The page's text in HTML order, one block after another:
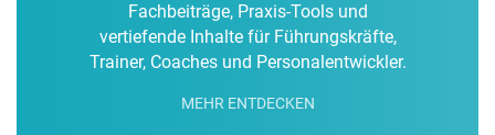
Fachbeiträge, Praxis-Tools und
vertiefende Inhalte für Führungskräfte,
Trainer, Coaches und Personalentwickler.
MEHR ENTDECKEN